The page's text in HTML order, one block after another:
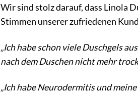
Wir sind stolz darauf, dass Linola
Stimmen unserer zufriedenen
„Ich habe schon viele Duschgels
nach dem Duschen nicht mehr
„Ich habe Neurodermitis und